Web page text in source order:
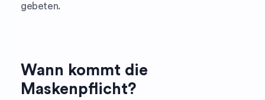
gebeten.
Wann kommt die
Maskenpflicht?